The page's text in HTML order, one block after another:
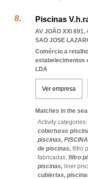
Piscinas
AV JOÃO XXI 691,
SAO JOSE
Comércio a
estabelecimentos
LDA
Ver empresa
Matches in the
Activity categories:
coberturas
piscinas,
de piscinas, filtro
fabricadas, filtro
piscinas, liner
cubiertas,